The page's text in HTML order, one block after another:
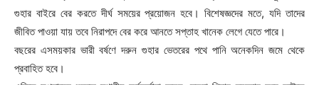
গুহার বাইরে বের করতে দীর্ঘ সময়ের প্রয়োজন হবে। বিশেষজ্ঞদের মতে, যদি তাদের
জীবিত পাওয়া যায় তবে নিরাপদে বের করে আনতে সপ্তাহ খানেক লেগে যেতে পারে।
বছরের এসময়কার ভারী বর্ষণে দরুন গুহার ভেতরের পথে পানি অনেকদিন জমে থেকে
প্রবাহিত হবে।